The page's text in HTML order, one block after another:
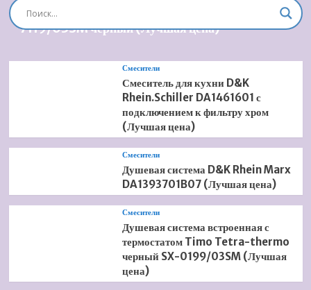
Душевая система встроенная Timo Briana SX-
7119/03SM черный (Лучшая цена)
Смесители
Смеситель для кухни D&K
Rhein.Schiller DA1461601 с
подключением к фильтру хром
(Лучшая цена)
Смесители
Душевая система D&K Rhein Marx
DA1393701B07 (Лучшая цена)
Смесители
Душевая система встроенная с
термостатом Timo Tetra-thermo
черный SX-0199/03SM (Лучшая
цена)